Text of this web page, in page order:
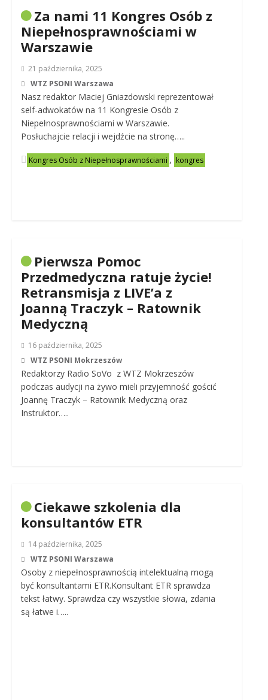
Za nami 11 Kongres Osób z
Niepełnosprawnościami w
Warszawie
21 października, 2025
WTZ PSONI Warszawa
Nasz redaktor Maciej Gniazdowski reprezentował
self-adwokatów na 11 Kongresie Osób z
Niepełnosprawnościami w Warszawie.
Posłuchajcie relacji i wejdźcie na stronę…..
Kongres Osób z Niepełnosprawnościami , kongres
Pierwsza Pomoc
Przedmedyczna ratuje życie!
Retransmisja z LIVE’a z
Joanną Traczyk – Ratownik
Medyczną
16 października, 2025
WTZ PSONI Mokrzeszów
Redaktorzy Radio SoVo z WTZ Mokrzeszów
podczas audycji na żywo mieli przyjemność gościć
Joannę Traczyk – Ratownik Medyczną oraz
Instruktor…..
Ciekawe szkolenia dla
konsultantów ETR
14 października, 2025
WTZ PSONI Warszawa
Osoby z niepełnosprawnością intelektualną mogą
być konsultantami ETR.Konsultant ETR sprawdza
tekst łatwy. Sprawdza czy wszystkie słowa, zdania
są łatwe i…..